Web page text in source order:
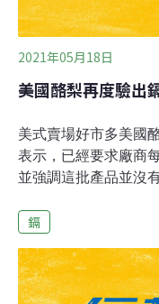
2021年05月18日
美國酪梨再度驗出
美式賣場好市多美國
表示，已經要求廠商
並強調這批產品並沒
國酪梨再度檢出重金
好市多在30天內提出
仍發現不合格紀錄，
鎘